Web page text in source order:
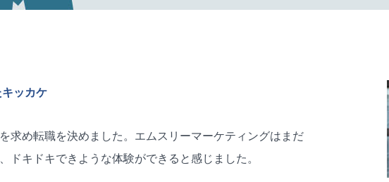
ッカケ
求め転職を決めました。エムスリーマーケティングはまだ
ドキドキできような体験ができると感じました。